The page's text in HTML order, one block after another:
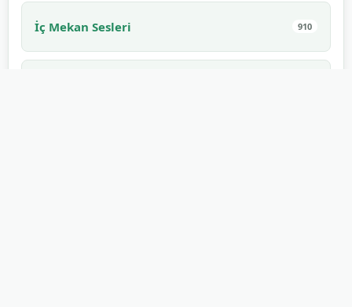
İç Mekan Sesleri 910